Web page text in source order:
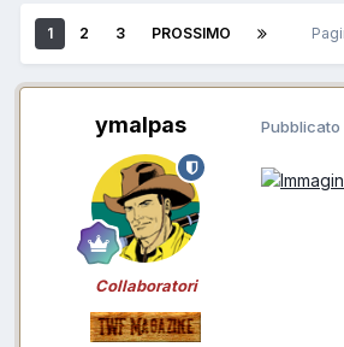
1 2 3 PROSSIMO
ymalpas
Collaboratori
Pubblicato